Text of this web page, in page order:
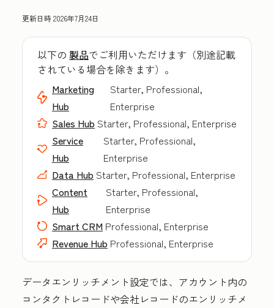
更新日時2026年7月24日
以下の 製品でご利用いただけます（別途記載
されている場合を除きます）。
Marketing
Hub
Starter, Professional,
Enterprise
Sales Hub Starter, Professional, Enterprise
Service
Hub
Starter, Professional,
Enterprise
Data Hub Starter, Professional, Enterprise
Content
Hub
Starter, Professional,
Enterprise
Smart CRM Professional, Enterprise
Revenue Hub Professional, Enterprise
データエンリッチメント設定では、アカウント内の
コンタクトレコードや会社レコードのエンリッチメ